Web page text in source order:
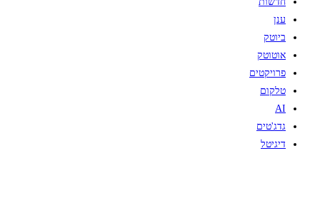
ענן
ביוטק
אוטוטק
פרויקטים
טלקום
AI
גדג'טים
דיגיטל